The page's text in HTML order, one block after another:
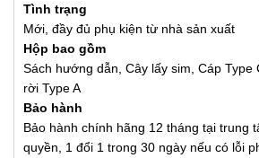
Tình trạng
Mới, đầy đủ phụ kiện từ nhà sản xuất
Hộp bao gồm
Sách hướng dẫn, Cây lấy sim, Cáp Type
rời Type A
Bảo hành
Bảo hành chính hãng 12 tháng tại trung
quyền, 1 đổi 1 trong 30 ngày nếu có lỗi